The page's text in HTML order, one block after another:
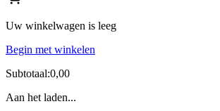
Uw winkelwagen is leeg
Begin met winkelen
Subtotaal:0,00
Aan het laden...